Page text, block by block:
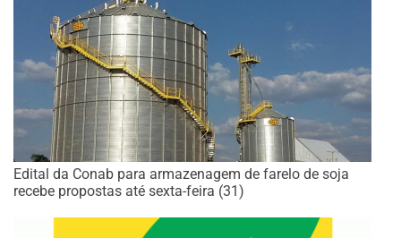
Edital da Conab para armazenagem de farelo de soja
recebe propostas até sexta-feira (31)